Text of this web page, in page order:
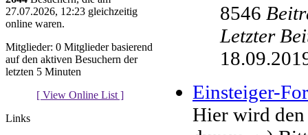
27.07.2026, 12:23 gleichzeitig
online waren.
Mitglieder: 0 Mitglieder basierend
auf den aktiven Besuchern der
letzten 5 Minuten
[ View Online List ]
Links
8546
Letzter
Einsteiger-
Hier wird